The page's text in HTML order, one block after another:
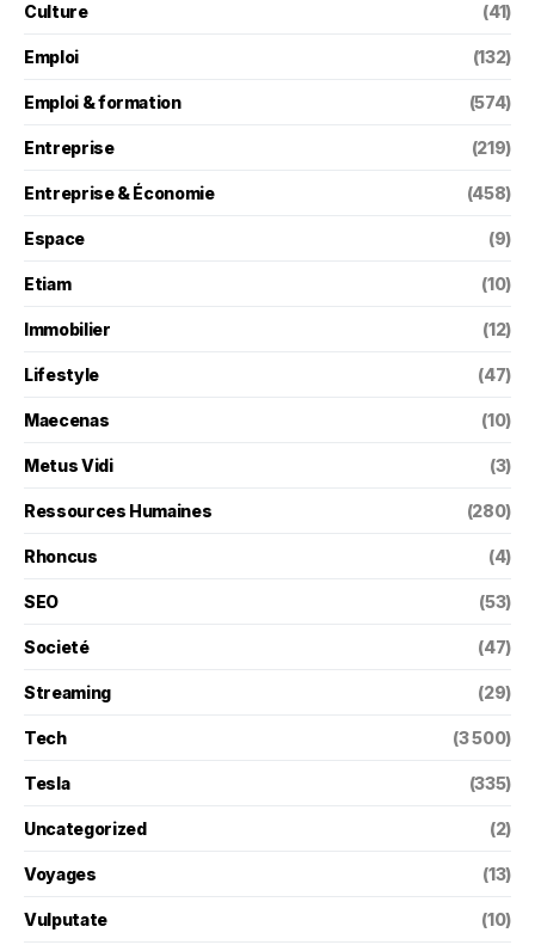
Culture (41)
Emploi (132)
Emploi & formation (574)
Entreprise (219)
Entreprise & Économie (458)
Espace (9)
Etiam (10)
Immobilier (12)
Lifestyle (47)
Maecenas (10)
Metus Vidi (3)
Ressources Humaines (280)
Rhoncus (4)
SEO (53)
Societé (47)
Streaming (29)
Tech (3 500)
Tesla (335)
Uncategorized (2)
Voyages (13)
Vulputate (10)